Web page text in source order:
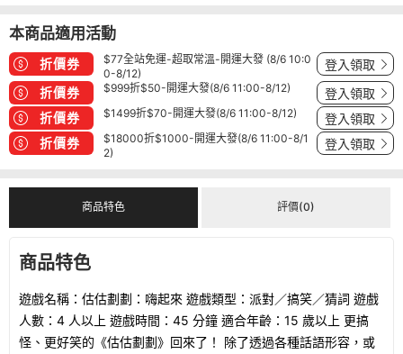
本商品適用活動
折價券
$77全站免運-超取常溫-開運大發 (8/6 10:0
0-8/12)
登入領取
折價券 $999折$50-開運大發(8/6 11:00-8/12) 登入領取
折價券 $1499折$70-開運大發(8/6 11:00-8/12) 登入領取
折價券
$18000折$1000-開運大發(8/6 11:00-8/1
2)
登入領取
商品特色 評價(0)
商品特色
遊戲名稱：估估劃劃：嗨起來 遊戲類型：派對／搞笑／猜詞 遊戲
人數：4 人以上 遊戲時間：45 分鐘 適合年齡：15 歲以上 更搞
怪、更好笑的《估估劃劃》回來了！ 除了透過各種話語形容，或